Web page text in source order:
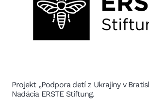
Projekt „Podpora detí z Ukrajiny v
Nadácia ERSTE Stiftung.